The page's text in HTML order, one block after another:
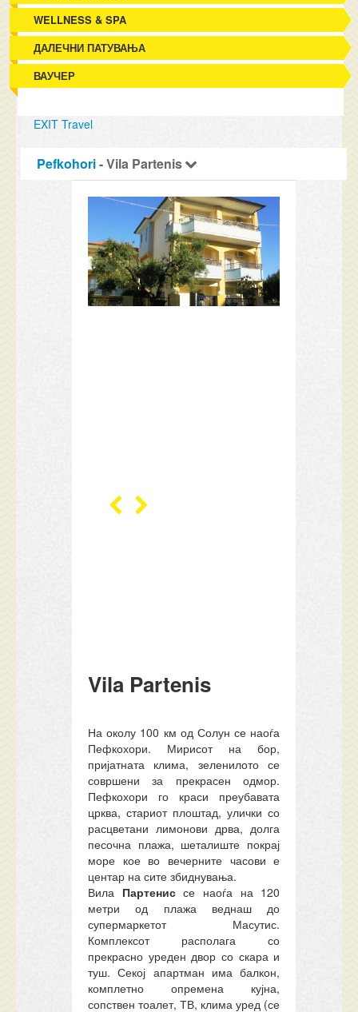
WELLNESS & SPA
ДАЛЕЧНИ ПАТУВАЊА
ВАУЧЕР
EXIT Travel
Pefkohori- Vila Partenis
Vila Partenis
На околу 100 км од Солун се наоѓа
Пефкохори. Мирисот на бор,
пријатната клима, зеленилото се
совршени за прекрасен одмор.
Пефкохори го краси преубавата
црква, стариот плоштад, улички со
расцветани лимонови дрва, долга
песочна плажа, шеталиште покрај
море кое во вечерните часови е
центар на сите збиднувања.
Вила Партениссе наоѓа на 120
метри од плажа веднаш до
супермаркетот Масутис.
Комплексот располага со
прекрасно уреден двор со скара и
туш. Секој апартман има балкон,
комплетно опремена кујна,
сопствен тоалет, ТВ, клима уред (се